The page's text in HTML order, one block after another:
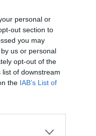
personal or
out section to
you may
us or personal
opt-out of the
of downstream
the IAB’s List of